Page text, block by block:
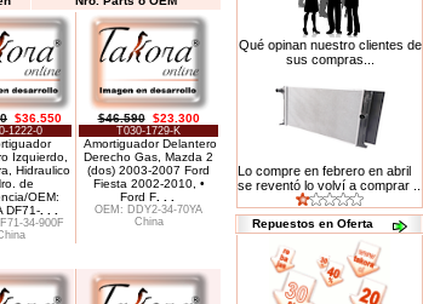
$36.550
1222-0
Izquierdo,
Hidraulico
de
OEM:
DF71-. . .
34-900F
$46.590 $23.300
T030-1729-K
Amortiguador Delantero
Derecho Gas, Mazda 2
(dos) 2003-2007 Ford
Fiesta 2002-2010, •
Ford F. . .
OEM: DDY2-34-70YA
China
Qué opinan nuestro clientes de
sus compras...
Lo compre en febrero en abril
se reventó lo volví a comprar ..
Repuestos en Oferta